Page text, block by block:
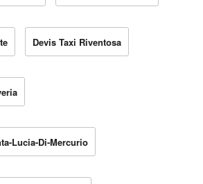
Devis Taxi Riventosa
Lucia-Di-Mercurio